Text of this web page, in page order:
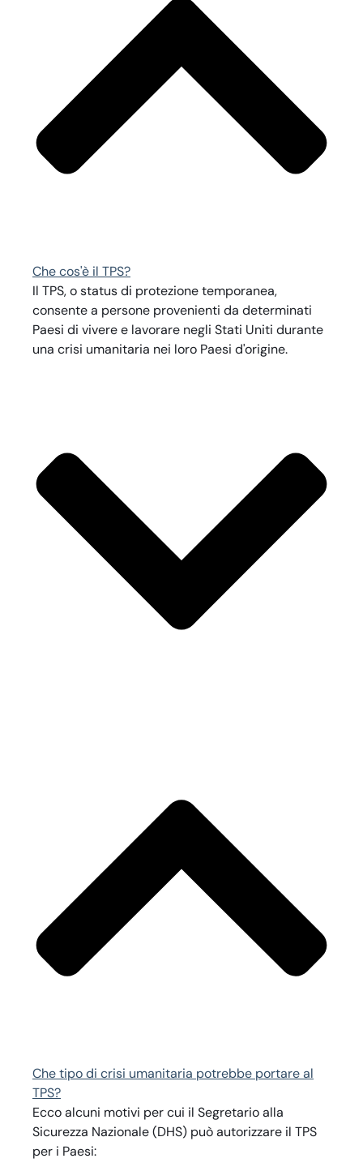
Che cos'è il TPS?
Il TPS, o status di protezione temporanea,
consente a persone provenienti da determinati
Paesi di vivere e lavorare negli Stati Uniti durante
una crisi umanitaria nei loro Paesi d'origine.
Che tipo di crisi umanitaria potrebbe portare al
TPS?
Ecco alcuni motivi per cui il Segretario alla
Sicurezza Nazionale (DHS) può autorizzare il TPS
per i Paesi: